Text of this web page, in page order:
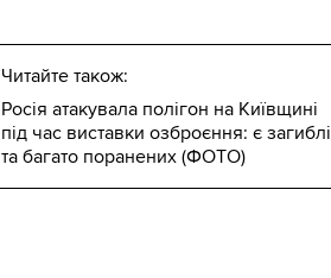
Читайте також:
Росія атакувала полігон на Київщині
під час виставки озброєння: є загиблі
та багато поранених (ФОТО)